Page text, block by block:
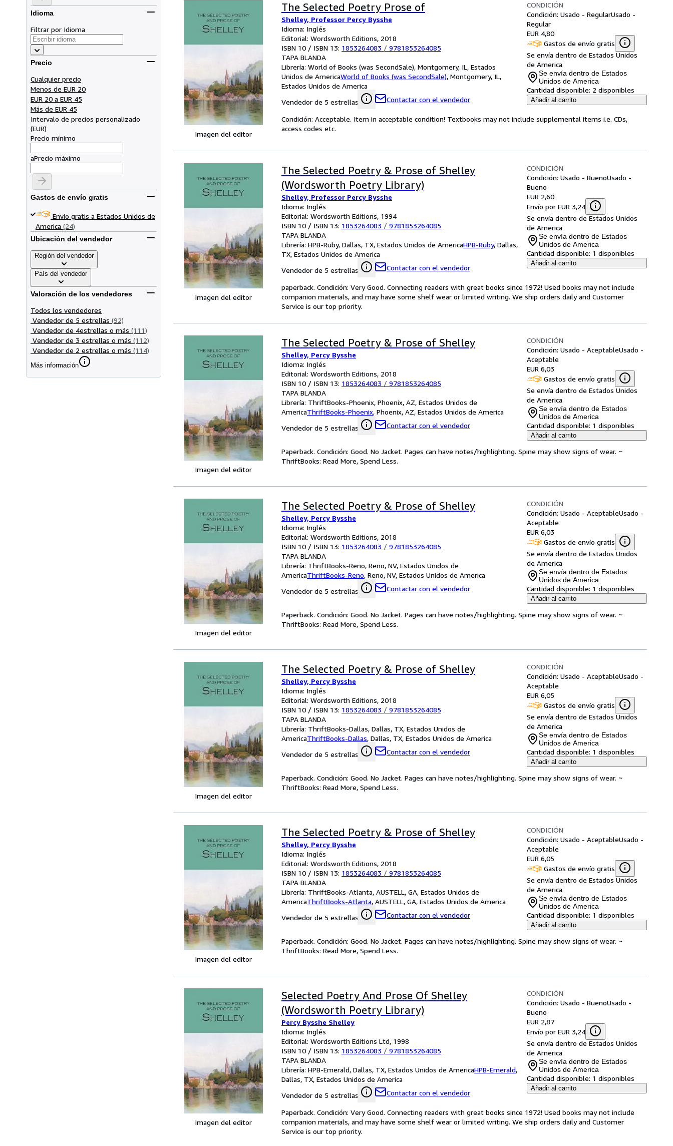
Idioma
Filtrar por Idioma
Precio
Cualquier precio
Menos de EUR 20
EUR 20 a EUR 45
Más de EUR 45
Intervalo de precios personalizado
(EUR)
Precio mínimo
aPrecio máximo
Gastos de envío gratis
Envío gratis a Estados Unidos de
America (24)
Ubicación del vendedor
Región del vendedor
País del vendedor
Valoración de los vendedores
Todos los vendedores
Vendedor de 5 estrellas (92)
Vendedor de 4estrellas o más (111)
Vendedor de 3 estrellas o más (112)
Vendedor de 2 estrellas o más (114)
Más información
Imagen del editor
The Selected Poetry Prose of
Shelley, Professor Percy Bysshe
Idioma: Inglés
Editorial: Wordsworth Editions, 2018
ISBN 10 / ISBN 13: 1853264083 / 9781853264085
TAPA BLANDA
Librería: World of Books (was SecondSale), Montgomery, IL, Estados
Unidos de AmericaWorld of Books (was SecondSale), Montgomery, IL,
Estados Unidos de America
Vendedor de 5 estrellas
Contactar con el vendedor
CONDICIÓN
Condición: Usado - RegularUsado -
Regular
EUR 4,80
Gastos de envío gratis
Se envía dentro de Estados Unidos
de America
Se envía dentro de Estados
Unidos de America
Cantidad disponible: 2 disponibles
Añadir al carrito
Condición: Acceptable. Item in acceptable condition! Textbooks may not include supplemental items i.e. CDs,
access codes etc.
Imagen del editor
The Selected Poetry & Prose of Shelley
(Wordsworth Poetry Library)
Shelley, Professor Percy Bysshe
Idioma: Inglés
Editorial: Wordsworth Editions, 1994
ISBN 10 / ISBN 13: 1853264083 / 9781853264085
TAPA BLANDA
Librería: HPB-Ruby, Dallas, TX, Estados Unidos de AmericaHPB-Ruby, Dallas,
TX, Estados Unidos de America
Vendedor de 5 estrellas
Contactar con el vendedor
CONDICIÓN
Condición: Usado - BuenoUsado -
Bueno
EUR 2,60
Envío por EUR 3,24
Se envía dentro de Estados Unidos
de America
Se envía dentro de Estados
Unidos de America
Cantidad disponible: 1 disponibles
Añadir al carrito
paperback. Condición: Very Good. Connecting readers with great books since 1972! Used books may not include
companion materials, and may have some shelf wear or limited writing. We ship orders daily and Customer
Service is our top priority.
Imagen del editor
The Selected Poetry & Prose of Shelley
Shelley, Percy Bysshe
Idioma: Inglés
Editorial: Wordsworth Editions, 2018
ISBN 10 / ISBN 13: 1853264083 / 9781853264085
TAPA BLANDA
Librería: ThriftBooks-Phoenix, Phoenix, AZ, Estados Unidos de
AmericaThriftBooks-Phoenix, Phoenix, AZ, Estados Unidos de America
Vendedor de 5 estrellas
Contactar con el vendedor
CONDICIÓN
Condición: Usado - AceptableUsado -
Aceptable
EUR 6,03
Gastos de envío gratis
Se envía dentro de Estados Unidos
de America
Se envía dentro de Estados
Unidos de America
Cantidad disponible: 1 disponibles
Añadir al carrito
Paperback. Condición: Good. No Jacket. Pages can have notes/highlighting. Spine may show signs of wear. ~
ThriftBooks: Read More, Spend Less.
Imagen del editor
The Selected Poetry & Prose of Shelley
Shelley, Percy Bysshe
Idioma: Inglés
Editorial: Wordsworth Editions, 2018
ISBN 10 / ISBN 13: 1853264083 / 9781853264085
TAPA BLANDA
Librería: ThriftBooks-Reno, Reno, NV, Estados Unidos de
AmericaThriftBooks-Reno, Reno, NV, Estados Unidos de America
Vendedor de 5 estrellas
Contactar con el vendedor
CONDICIÓN
Condición: Usado - AceptableUsado -
Aceptable
EUR 6,03
Gastos de envío gratis
Se envía dentro de Estados Unidos
de America
Se envía dentro de Estados
Unidos de America
Cantidad disponible: 1 disponibles
Añadir al carrito
Paperback. Condición: Good. No Jacket. Pages can have notes/highlighting. Spine may show signs of wear. ~
ThriftBooks: Read More, Spend Less.
Imagen del editor
The Selected Poetry & Prose of Shelley
Shelley, Percy Bysshe
Idioma: Inglés
Editorial: Wordsworth Editions, 2018
ISBN 10 / ISBN 13: 1853264083 / 9781853264085
TAPA BLANDA
Librería: ThriftBooks-Dallas, Dallas, TX, Estados Unidos de
AmericaThriftBooks-Dallas, Dallas, TX, Estados Unidos de America
Vendedor de 5 estrellas
Contactar con el vendedor
CONDICIÓN
Condición: Usado - AceptableUsado -
Aceptable
EUR 6,05
Gastos de envío gratis
Se envía dentro de Estados Unidos
de America
Se envía dentro de Estados
Unidos de America
Cantidad disponible: 1 disponibles
Añadir al carrito
Paperback. Condición: Good. No Jacket. Pages can have notes/highlighting. Spine may show signs of wear. ~
ThriftBooks: Read More, Spend Less.
Imagen del editor
The Selected Poetry & Prose of Shelley
Shelley, Percy Bysshe
Idioma: Inglés
Editorial: Wordsworth Editions, 2018
ISBN 10 / ISBN 13: 1853264083 / 9781853264085
TAPA BLANDA
Librería: ThriftBooks-Atlanta, AUSTELL, GA, Estados Unidos de
AmericaThriftBooks-Atlanta, AUSTELL, GA, Estados Unidos de America
Vendedor de 5 estrellas
Contactar con el vendedor
CONDICIÓN
Condición: Usado - AceptableUsado -
Aceptable
EUR 6,05
Gastos de envío gratis
Se envía dentro de Estados Unidos
de America
Se envía dentro de Estados
Unidos de America
Cantidad disponible: 1 disponibles
Añadir al carrito
Paperback. Condición: Good. No Jacket. Pages can have notes/highlighting. Spine may show signs of wear. ~
ThriftBooks: Read More, Spend Less.
Imagen del editor
Selected Poetry And Prose Of Shelley
(Wordsworth Poetry Library)
Percy Bysshe Shelley
Idioma: Inglés
Editorial: Wordsworth Editions Ltd, 1998
ISBN 10 / ISBN 13: 1853264083 / 9781853264085
TAPA BLANDA
Librería: HPB-Emerald, Dallas, TX, Estados Unidos de AmericaHPB-Emerald,
Dallas, TX, Estados Unidos de America
Vendedor de 5 estrellas
Contactar con el vendedor
CONDICIÓN
Condición: Usado - BuenoUsado -
Bueno
EUR 2,87
Envío por EUR 3,24
Se envía dentro de Estados Unidos
de America
Se envía dentro de Estados
Unidos de America
Cantidad disponible: 1 disponibles
Añadir al carrito
Paperback. Condición: Very Good. Connecting readers with great books since 1972! Used books may not include
companion materials, and may have some shelf wear or limited writing. We ship orders daily and Customer
Service is our top priority.